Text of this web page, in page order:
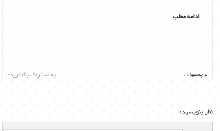
ادامه مطلب
برچسبها : ، به اشتراک بگذارید:
نظر بنویسید: